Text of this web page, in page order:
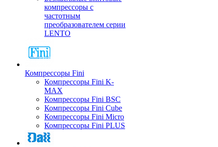
компрессоры с
частотным
преобразователем серии
LENTO
Компрессоры Fini
Компрессоры Fini K-
MAX
Компрессоры Fini BSC
Компрессоры Fini Cube
Компрессоры Fini Micro
Компрессоры Fini PLUS